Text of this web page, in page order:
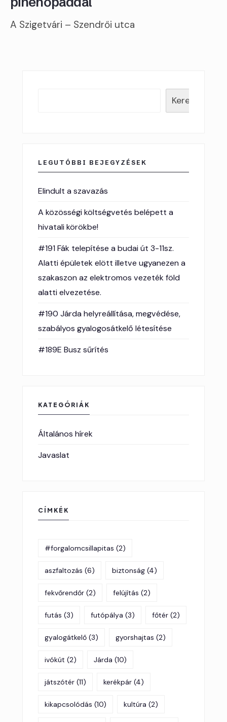
A Szigetvári – Szendrői utca
Keresés
LEGUTÓBBI BEJEGYZÉSEK
Elindult a szavazás
A közösségi költségvetés belépett a
hivatali körökbe!
#191 Fák telepítése a budai út 3-11sz.
Alatti épületek elött illetve ugyanezen a
szakaszon az elektromos vezeték föld
alatti elvezetése.
#190 Járda helyreállítása, megvédése,
szabályos gyalogosátkelő létesítése
#189E Busz sűrítés
KATEGÓRIÁK
Általános hírek
Javaslat
CÍMKÉK
#forgalomcsillapitas (2)
aszfaltozás (6) biztonság (4)
fekvőrendőr (2) felújítás (2)
futás (3) futópálya (3) főtér (2)
gyalogátkelő (3) gyorshajtas (2)
ivókút (2) Járda (10)
játszótér (11) kerékpár (4)
kikapcsolódás (10) kultúra (2)